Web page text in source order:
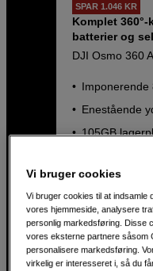
SPAR 1.046 KR
Komplet
batterier og
DJI Osmo 360
Imponerende
Enestående
105GB
Vi bruger cookies
Vi bruger cookies til at indsamle
vores hjemmeside, analysere
personlig markedsføring. Disse
vores eksterne partnere såsom
personalisere markedsføring.
virkelig er interesseret i, så du